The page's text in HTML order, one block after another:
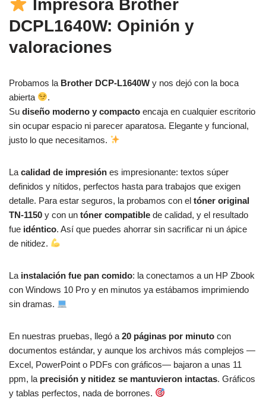
Impresora Brother
DCPL1640W: Opinión y
valoraciones
Probamos la Brother DCP‑L1640W y nos dejó con la boca
abierta
.
Su diseño moderno y compacto encaja en cualquier escritorio
sin ocupar espacio ni parecer aparatosa. Elegante y funcional,
justo lo que necesitamos.
La calidad de impresión es impresionante: textos súper
definidos y nítidos, perfectos hasta para trabajos que exigen
detalle. Para estar seguros, la probamos con el tóner original
TN-1150 y con un tóner compatible de calidad, y el resultado
fue idéntico. Así que puedes ahorrar sin sacrificar ni un ápice
de nitidez.
La instalación fue pan comido: la conectamos a un HP Zbook
con Windows 10 Pro y en minutos ya estábamos imprimiendo
sin dramas.
En nuestras pruebas, llegó a 20 páginas por minuto con
documentos estándar, y aunque los archivos más complejos —
Excel, PowerPoint o PDFs con gráficos— bajaron a unas 11
ppm, la precisión y nitidez se mantuvieron intactas. Gráficos
y tablas perfectos, nada de borrones.